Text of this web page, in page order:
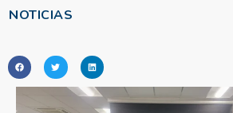
NOTICIAS